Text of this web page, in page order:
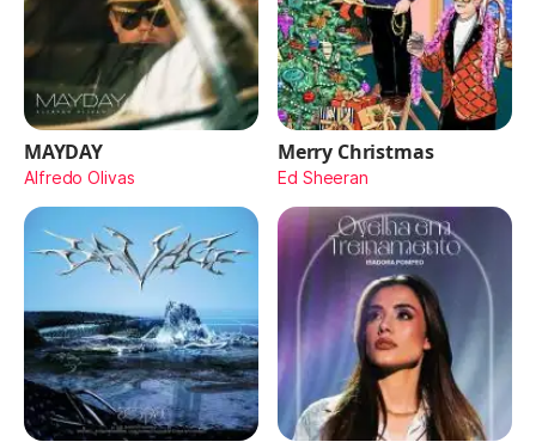
MAYDAY
Alfredo Olivas
Merry Christmas
Ed Sheeran